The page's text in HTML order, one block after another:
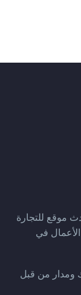
هو أحدث موقع للتجارة
في
مملوك ومدار من قبل